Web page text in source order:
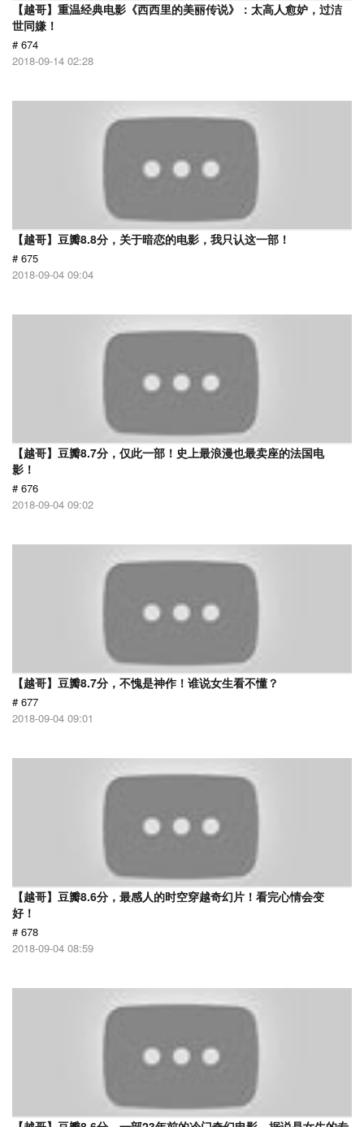
【越哥】重温经典电影《西西里的美丽传说》：太高人愈妒，过洁
世同嫌！
# 674
2018-09-14 02:28
【越哥】豆瓣8.8分，关于暗恋的电影，我只认这一部！
# 675
2018-09-04 09:04
【越哥】豆瓣8.7分，仅此一部！史上最浪漫也最卖座的法国电
影！
# 676
2018-09-04 09:02
【越哥】豆瓣8.7分，不愧是神作！谁说女生看不懂？
# 677
2018-09-04 09:01
【越哥】豆瓣8.6分，最感人的时空穿越奇幻片！看完心情会变
好！
# 678
2018-09-04 08:59